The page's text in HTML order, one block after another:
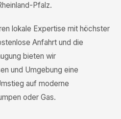
Pfalz.
lokale Expertise mit höchster
Anfahrt und die
bieten wir
und Umgebung eine
auf moderne
oder Gas.